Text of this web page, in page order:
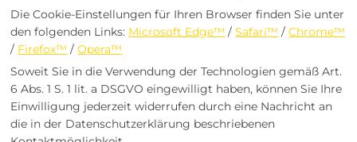
Die Cookie-Einstellungen für Ihren Browser finden Sie unter
den folgenden Links: Microsoft Edge™ /Safari™ /Chrome™
/ Firefox™ /Opera™
Soweit Sie in die Verwendung der Technologien gemäß Art.
6 Abs. 1 S. 1 lit. a DSGVO eingewilligt haben, können Sie Ihre
Einwilligung jederzeit widerrufen durch eine Nachricht an
die in der Datenschutzerklärung beschriebenen